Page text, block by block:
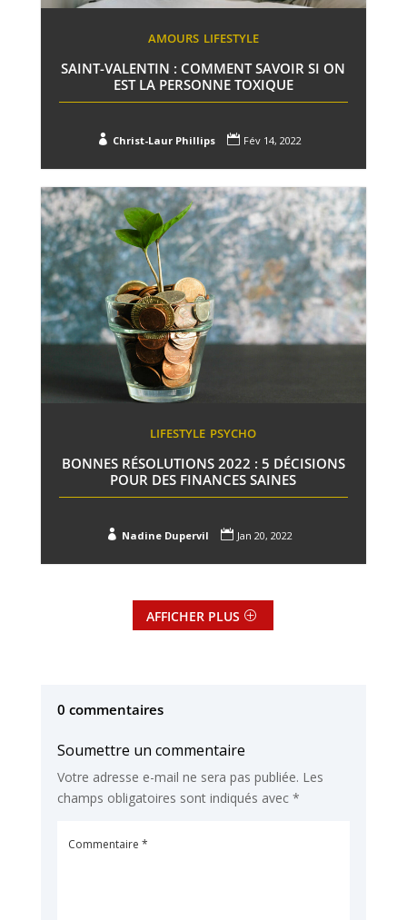
AMOURS LIFESTYLE
SAINT-VALENTIN : COMMENT SAVOIR SI ON
EST LA PERSONNE TOXIQUE
 Christ-Laur Phillips  Fév 14, 2022
LIFESTYLE PSYCHO
BONNES RÉSOLUTIONS 2022 : 5 DÉCISIONS
POUR DES FINANCES SAINES
 Nadine Dupervil  Jan 20, 2022
AFFICHER PLUS
0 commentaires
Soumettre un commentaire
Votre adresse e-mail ne sera pas publiée. Les
champs obligatoires sont indiqués avec *